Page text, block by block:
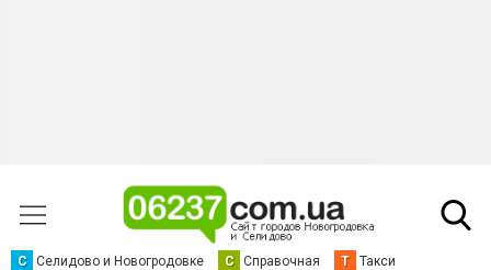
С Селидово и Новогродовке С Справочная Т Такси